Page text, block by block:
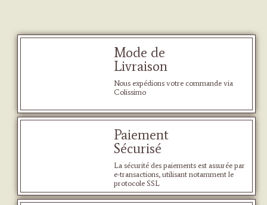
Mode de
Livraison
Nous expédions votre commande via
Colissimo
Paiement
Sécurisé
La sécurité des paiements est assurée par
e-transactions, utilisant notamment le
protocole SSL